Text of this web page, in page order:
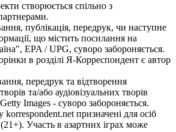
створюється спільно з
публікація, передрук, чи наступне
що містить посилання на
EPA / UPG, суворо забороняється.
в розділі Я-Корреспондент є автор
передрук та відтворення
та/або аудіовізуальних творів
Images - суворо забороняється.
korrespondent.net призначені для осіб
Участь в азартних іграх може